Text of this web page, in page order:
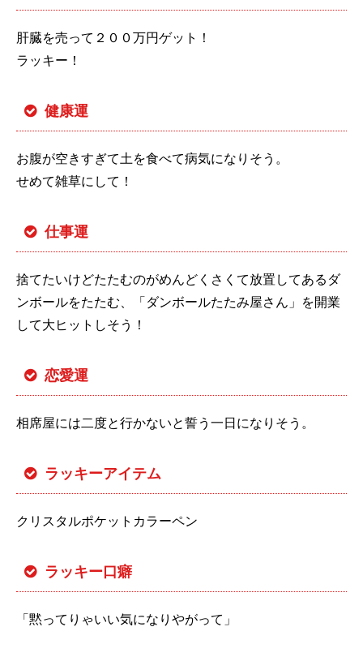
肝臓を売って２００万円ゲット！
ラッキー！
健康運
お腹が空きすぎて土を食べて病気になりそう。
せめて雑草にして！
仕事運
捨てたいけどたたむのがめんどくさくて放置してあるダ
ンボールをたたむ、「ダンボールたたみ屋さん」を開業
して大ヒットしそう！
恋愛運
相席屋には二度と行かないと誓う一日になりそう。
ラッキーアイテム
クリスタルポケットカラーペン
ラッキー口癖
「黙ってりゃいい気になりやがって」